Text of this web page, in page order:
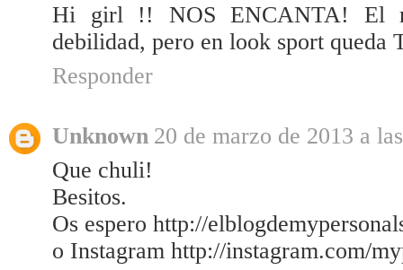
Hi girl !! NOS ENCANTA! El
debilidad, pero en look sport queda
Responder
Unknown 20 de marzo de 2013 a
Que chuli!
Besitos.
Os espero http://
o Instagram http://instagram.com/